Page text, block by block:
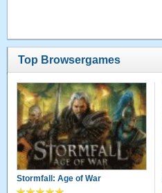
Top Browsergames
Stormfall: Age of War